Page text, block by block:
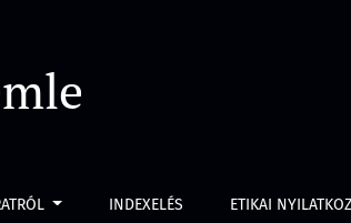
INDEXELÉS ETIKAI